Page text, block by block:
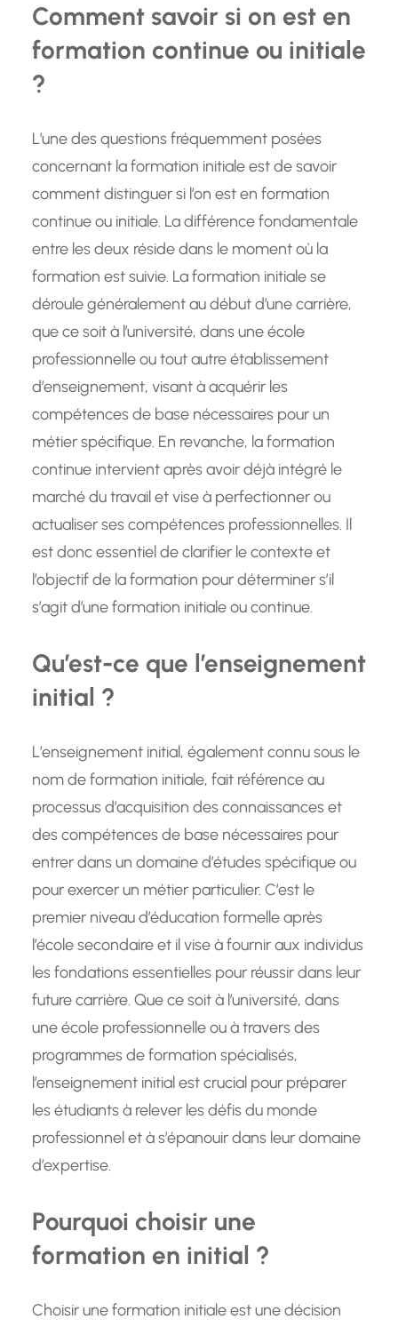
Comment savoir si on est en
formation continue ou initiale
?
L’une des questions fréquemment posées
concernant la formation initiale est de savoir
comment distinguer si l’on est en formation
continue ou initiale. La différence fondamentale
entre les deux réside dans le moment où la
formation est suivie. La formation initiale se
déroule généralement au début d’une carrière,
que ce soit à l’université, dans une école
professionnelle ou tout autre établissement
d’enseignement, visant à acquérir les
compétences de base nécessaires pour un
métier spécifique. En revanche, la formation
continue intervient après avoir déjà intégré le
marché du travail et vise à perfectionner ou
actualiser ses compétences professionnelles. Il
est donc essentiel de clarifier le contexte et
l’objectif de la formation pour déterminer s’il
s’agit d’une formation initiale ou continue.
Qu’est-ce que l’enseignement
initial ?
L’enseignement initial, également connu sous le
nom de formation initiale, fait référence au
processus d’acquisition des connaissances et
des compétences de base nécessaires pour
entrer dans un domaine d’études spécifique ou
pour exercer un métier particulier. C’est le
premier niveau d’éducation formelle après
l’école secondaire et il vise à fournir aux individus
les fondations essentielles pour réussir dans leur
future carrière. Que ce soit à l’université, dans
une école professionnelle ou à travers des
programmes de formation spécialisés,
l’enseignement initial est crucial pour préparer
les étudiants à relever les défis du monde
professionnel et à s’épanouir dans leur domaine
d’expertise.
Pourquoi choisir une
formation en initial ?
Choisir une formation initiale est une décision